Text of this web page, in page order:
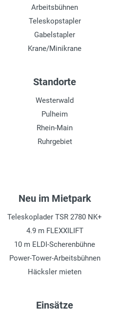
Arbeitsbühnen
Teleskopstapler
Gabelstapler
Krane/Minikrane
Standorte
Westerwald
Pulheim
Rhein-Main
Ruhrgebiet
Neu im Mietpark
Teleskoplader TSR 2780 NK+
4.9 m FLEXXILIFT
10 m ELDI-Scherenbühne
Power-Tower-Arbeitsbühnen
Häcksler mieten
Einsätze